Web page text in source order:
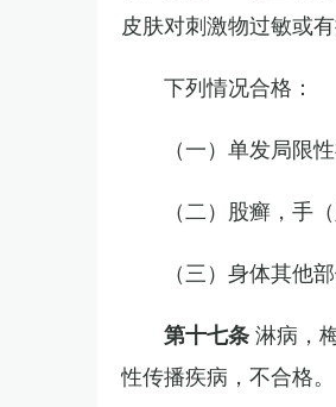
皮肤对刺激物过敏或
下列情况合格：
（一）单发局限
（二）股癣，手
（三）身体其他
第十七条淋病，
性传播疾病，不合格。